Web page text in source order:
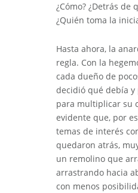
¿Cómo? ¿Detrás de
¿Quién toma la
Hasta ahora, la
regla. Con la
cada dueño de
decidió qué debía
para multiplicar su
evidente que, por
temas de interés
quedaron atrás,
un remolino que
arrastrando hacia
con menos